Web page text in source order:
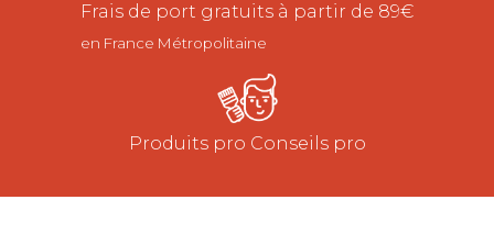
Frais de port gratuits à partir de 89€
en France Métropolitaine
Produits pro Conseils pro